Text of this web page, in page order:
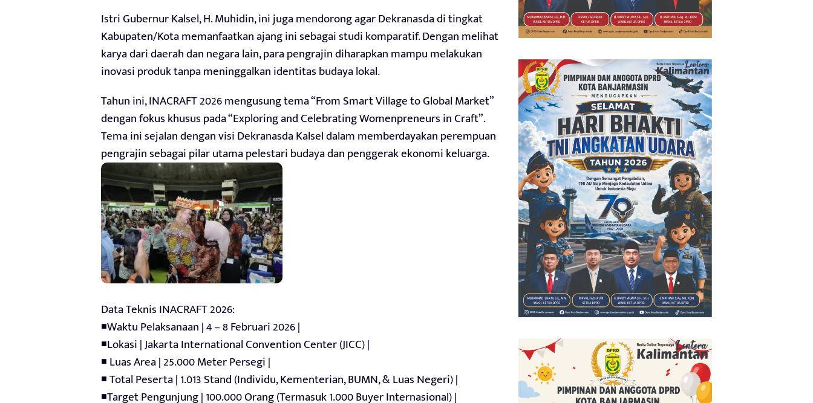
Istri Gubernur Kalsel, H. Muhidin, ini juga mendorong agar Dekranasda di tingkat
Kabupaten/Kota memanfaatkan ajang ini sebagai studi komparatif. Dengan melihat
karya dari daerah dan negara lain, para pengrajin diharapkan mampu melakukan
inovasi produk tanpa meninggalkan identitas budaya lokal.
Tahun ini, INACRAFT 2026 mengusung tema “From Smart Village to Global Market”
dengan fokus khusus pada “Exploring and Celebrating Womenpreneurs in Craft”.
Tema ini sejalan dengan visi Dekranasda Kalsel dalam memberdayakan perempuan
pengrajin sebagai pilar utama pelestari budaya dan penggerak ekonomi keluarga.
Data Teknis INACRAFT 2026:
◾Waktu Pelaksanaan | 4 – 8 Februari 2026 |
◾Lokasi | Jakarta International Convention Center (JICC) |
◾ Luas Area | 25.000 Meter Persegi |
◾ Total Peserta | 1.013 Stand (Individu, Kementerian, BUMN, & Luas Negeri) |
◾Target Pengunjung | 100.000 Orang (Termasuk 1.000 Buyer Internasional) |